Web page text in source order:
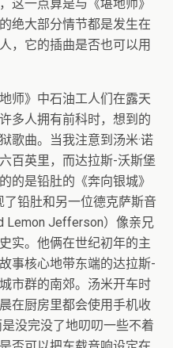
这一点算是与《堪地师》
绝大部分情节都是发生在
，它的插曲是否也可以用
师》中石油工人们在露天
多人拥有前科时，想到的
歌曲。当我注意到汤米·诺
百英里，而达拉斯-沃斯堡
的是铅肚的《奔向银城》
了铅肚和另一位德克萨斯音
Lemon Jefferson）像亲兄
实。他俩在世纪初年的主
事核心地带东端的达拉斯-
市群的南郊。汤米开车时
在厨房里都会使用手机收
没完没了地叨叨一些不着